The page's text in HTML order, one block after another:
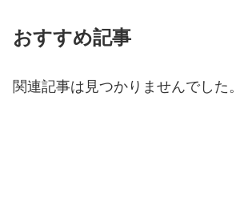
おすすめ記事
関連記事は見つかりませんでした。